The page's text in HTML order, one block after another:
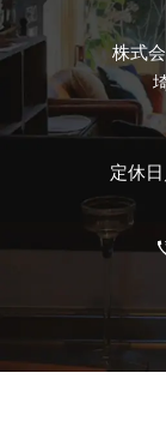
株式
定休